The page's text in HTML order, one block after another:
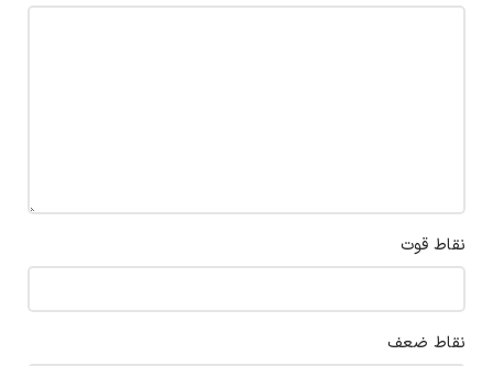
نقاط قوت
نقاط ضعف